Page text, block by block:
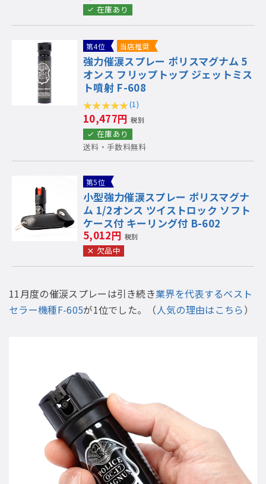
在庫あり
第4位 当店推奨
強力催涙スプレー ポリスマグナム 5
オンス フリップトップ ジェットミス
ト噴射 F-608
(1)
10,477円 税別
在庫あり
送料・手数料無料
第5位
小型強力催涙スプレー ポリスマグナ
ム 1/2オンス ツイストロック ソフト
ケース付 キーリング付 B-602
5,012円 税別
欠品中
11月度の催涙スプレーは引き続き業界を代表するベスト
セラー機種F-605が1位でした。（人気の理由はこちら）